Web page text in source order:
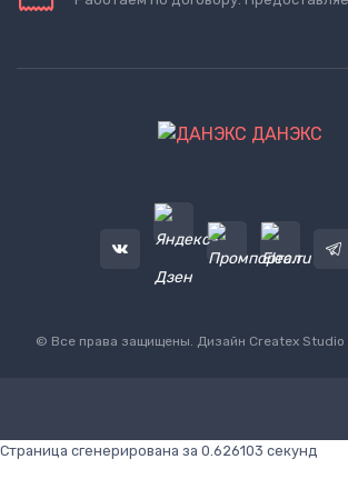
ДАНЭКС
© Все права защищены. Дизайн Createx Studio
Страница сгенерирована за 0.626103 секунд